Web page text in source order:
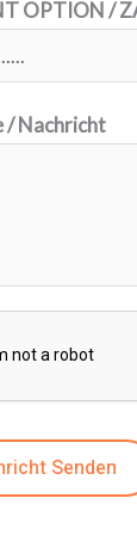
OPTION /
/ Nachricht
Senden